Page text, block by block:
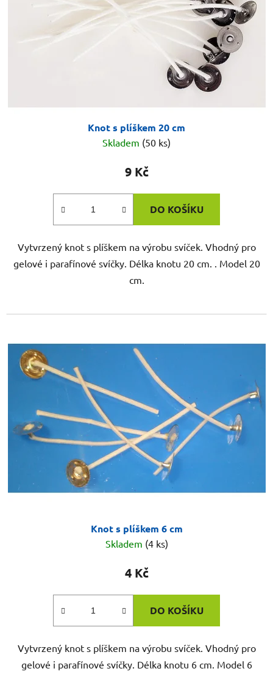
Knot s plíškem 20 cm
Skladem (50 ks)
9 Kč
DO KOŠÍKU
Vytvrzený knot s plíškem na výrobu svíček. Vhodný pro
gelové i parafínové svíčky. Délka knotu 20 cm. . Model 20
cm.
Knot s plíškem 6 cm
Skladem (4 ks)
4 Kč
DO KOŠÍKU
Vytvrzený knot s plíškem na výrobu svíček. Vhodný pro
gelové i parafínové svíčky. Délka knotu 6 cm. Model 6